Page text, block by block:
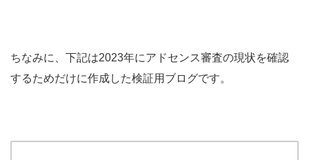
ちなみに、下記は2023年にアドセンス審査の現状を確認
するためだけに作成した検証用ブログです。